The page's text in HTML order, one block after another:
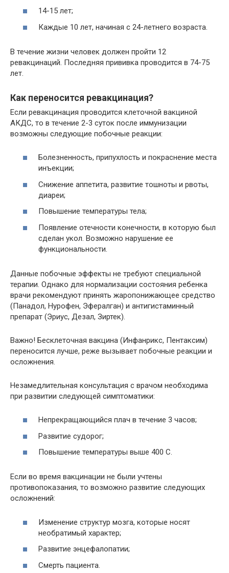
14-15 лет;
Каждые 10 лет, начиная с 24-летнего возраста.
В течение жизни человек должен пройти 12
ревакцинаций. Последняя прививка проводится в 74-75
лет.
Как переносится ревакцинация?
Если ревакцинация проводится клеточной вакциной
АКДС, то в течение 2-3 суток после иммунизации
возможны следующие побочные реакции:
Болезненность, припухлость и покраснение места
инъекции;
Снижение аппетита, развитие тошноты и рвоты,
диареи;
Повышение температуры тела;
Появление отечности конечности, в которую был
сделан укол. Возможно нарушение ее
функциональности.
Данные побочные эффекты не требуют специальной
терапии. Однако для нормализации состояния ребенка
врачи рекомендуют принять жаропонижающее средство
(Панадол, Нурофен, Эфералган) и антигистаминный
препарат (Эриус, Дезал, Зиртек).
Важно! Бесклеточная вакцина (Инфанрикс, Пентаксим)
переносится лучше, реже вызывает побочные реакции и
осложнения.
Незамедлительная консультация с врачом необходима
при развитии следующей симптоматики:
Непрекращающийся плач в течение 3 часов;
Развитие судорог;
Повышение температуры выше 400 С.
Если во время вакцинации не были учтены
противопоказания, то возможно развитие следующих
осложнений:
Изменение структур мозга, которые носят
необратимый характер;
Развитие энцефалопатии;
Смерть пациента.